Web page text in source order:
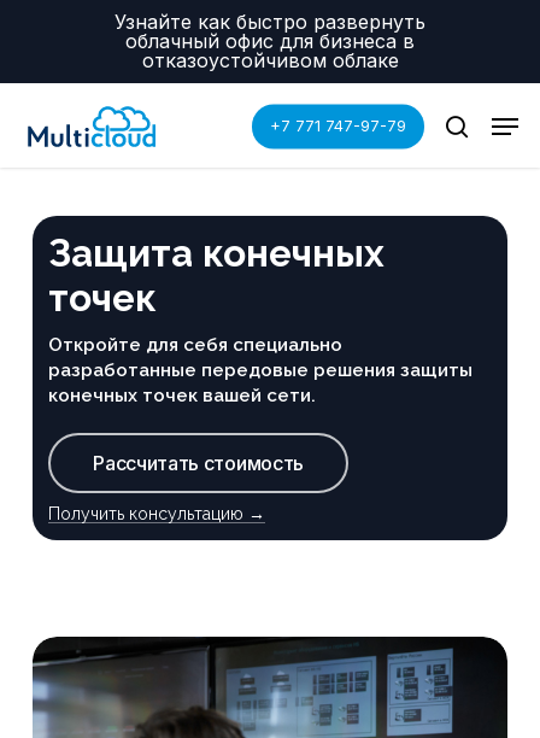
Узнайте как быстро развернуть
облачный офис для бизнеса в
отказоустойчивом облаке
+7 771 747-97-79
search
Защита конечных
точек
Откройте для себя специально
разработанные передовые решения защиты
конечных точек вашей сети.
Рассчитать стоимость
Получить консультацию →